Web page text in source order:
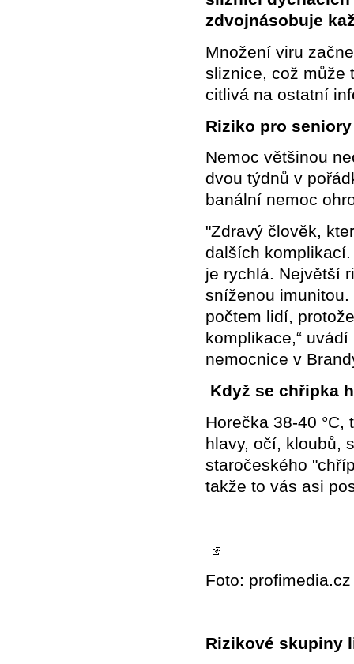
zdvojnásobuje
Množení viru
sliznice, což může
citlivá na ostatní
Riziko pro
Nemoc většinou
dvou týdnů v
banální nemoc
"Zdravý člověk,
dalších
je rychlá. Největší
sníženou
počtem lidí,
komplikace,“
nemocnice v
Když se chřipka
Horečka 38-40
hlavy, očí, kloubů,
staročeského
takže to vás asi
Foto: profimedia.cz
Rizikové skupiny